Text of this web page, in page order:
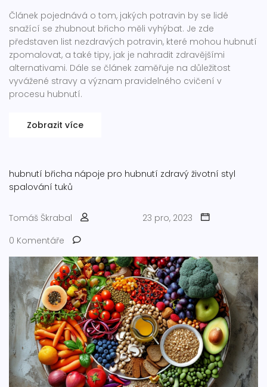
Článek pojednává o tom, jakých potravin by se lidé
snažící se zhubnout břicho měli vyhýbat. Je zde
představen list nezdravých potravin, které mohou hubnutí
zpomalovat, a také tipy, jak je nahradit zdravějšími
alternativami. Dále se článek zaměřuje na důležitost
vyvážené stravy a význam pravidelného cvičení v
procesu hubnutí.
Zobrazit více
hubnutí břicha nápoje pro hubnutí zdravý životní styl
spalování tuků
Tomáš Škrabal
23 pro, 2023
0 Komentáře